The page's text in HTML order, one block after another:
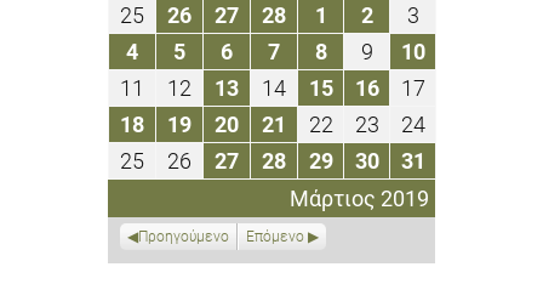
Μάρτιος 2019
2525
Φεβρουαρίου
2019
2626
Φεβρουαρίου
2019
2727
Φεβρουαρίου
2019
2828
Φεβρουαρίου
2019
1
Μαρτίου
2019
22
Μαρτίου
2019
33
Μαρτίου
2019
44
Μαρτίου
2019
55
Μαρτίου
2019
66
Μαρτίου
2019
77
Μαρτίου
2019
88
Μαρτίου
2019
99
Μαρτίου
2019
1010
Μαρτίου
11
Μαρτίου
2019
12
Μαρτίου
2019
1313
Μαρτίου
2019
1414
Μαρτίου
2019
1515
Μαρτίου
2019
1616
Μαρτίου
2019
1717
2019
1818
Μαρτίου
2019
1919
Μαρτίου
2019
2020
Μαρτίου
2019
21
Μαρτίου
2019
2222
Μαρτίου
2019
2323
Μαρτίου
2019
2424
Μαρτίου
2019
2525
Μαρτίου
26
Μαρτίου
2727
Μαρτίου
2828
Μαρτίου
2019
2929
Μαρτίου
2019
3030
Μαρτίου
2019
31
Μαρτίου
2019
Προηγούμενο Επόμενο